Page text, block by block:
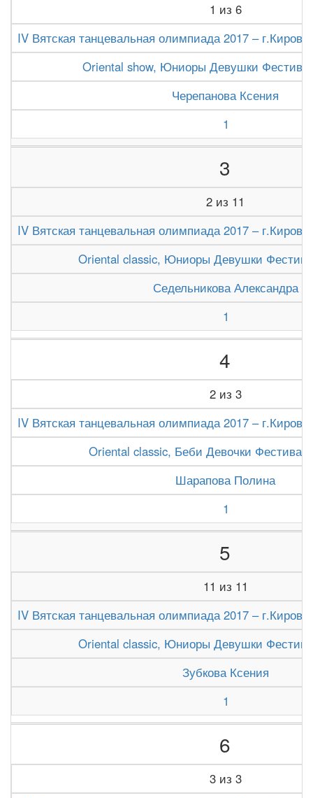
1 из 6
IV Вятская танцевальная олимпиада 2017 – г.Киров
Oriental show, Юниоры Девушки
Черепанова Ксения
1
3
2 из 11
IV Вятская танцевальная олимпиада 2017 – г.Киров
Oriental classic, Юниоры Девушки
Седельникова Александра
1
4
2 из 3
IV Вятская танцевальная олимпиада 2017 – г.Киров
Oriental classic, Беби Девочки
Шарапова Полина
1
5
11 из 11
IV Вятская танцевальная олимпиада 2017 – г.Киров
Oriental classic, Юниоры Девушки
Зубкова Ксения
1
6
3 из 3